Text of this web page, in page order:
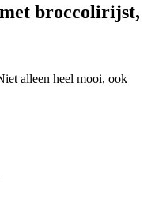
broccolirijst,
alleen heel mooi, ook